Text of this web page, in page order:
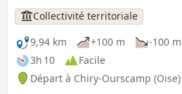
Collectivité territoriale
9,94 km
+100 m
-100 m
3h 10
Facile
Départ à Chiry-Ourscamp (Oise)